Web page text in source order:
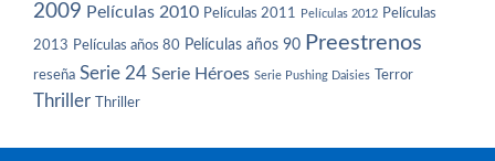
2009 Películas 2010 Películas 2011 Películas 2012 Películas
2013 Películas años 80 Películas años 90 Preestrenos
reseña Serie 24 Serie Héroes Serie Pushing Daisies Terror
Thriller Thriller